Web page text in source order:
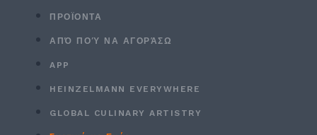
ΠΡΟΪΟΝΤΑ
ΑΠΌ ΠΟΎ ΝΑ ΑΓΟΡΆΣΩ
APP
HEINZELMANN EVERYWHERE
GLOBAL CULINARY ARTISTRY